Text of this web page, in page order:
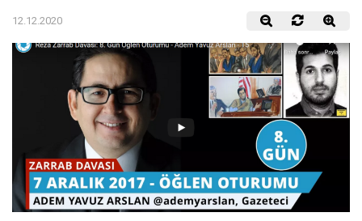
12.12.2020